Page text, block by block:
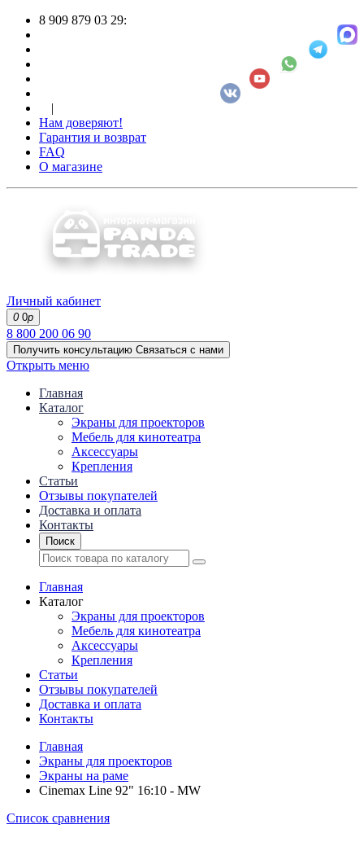
8 909 879 03 29:
|
Нам доверяют!
Гарантия и возврат
FAQ
О магазине
Личный кабинет
0 0р
8 800 200 06 90
Получить консультацию Связаться с нами
Открыть меню
Главная
Каталог
Экраны для проекторов
Mебель для кинотеатра
Аксессуары
Крепления
Статьи
Отзывы покупателей
Доставка и оплата
Контакты
Поиск
Главная
Каталог
Экраны для проекторов
Mебель для кинотеатра
Аксессуары
Крепления
Статьи
Отзывы покупателей
Доставка и оплата
Контакты
Главная
Экраны для проекторов
Экраны на раме
Cinemax Line 92" 16:10 - MW
Список сравнения